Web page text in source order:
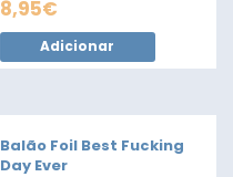
8,95€
Adicionar
Balão Foil Best Fucking
Day Ever